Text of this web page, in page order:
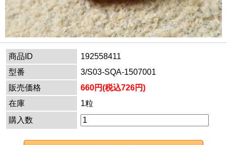
商品ID
192558411
型番
3/S03-SQA-1507001
販売価格
660円(税込726円)
在庫
1粒
購入数